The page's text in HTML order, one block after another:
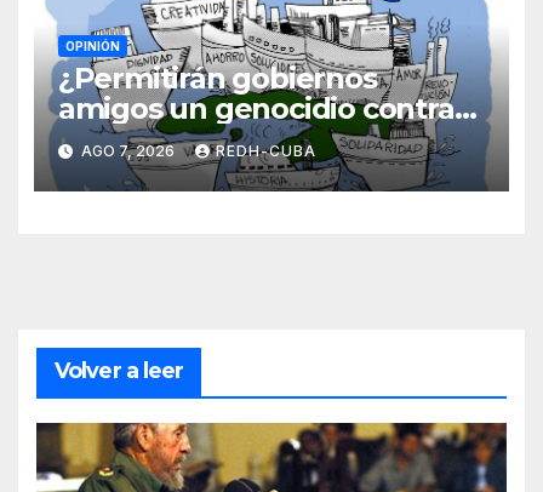
OPINIÓN
¿Permitirán gobiernos
amigos un genocidio contra
Cuba? Por Hedelberto López
Blanch
AGO 7, 2026 REDH-CUBA
Volver a leer